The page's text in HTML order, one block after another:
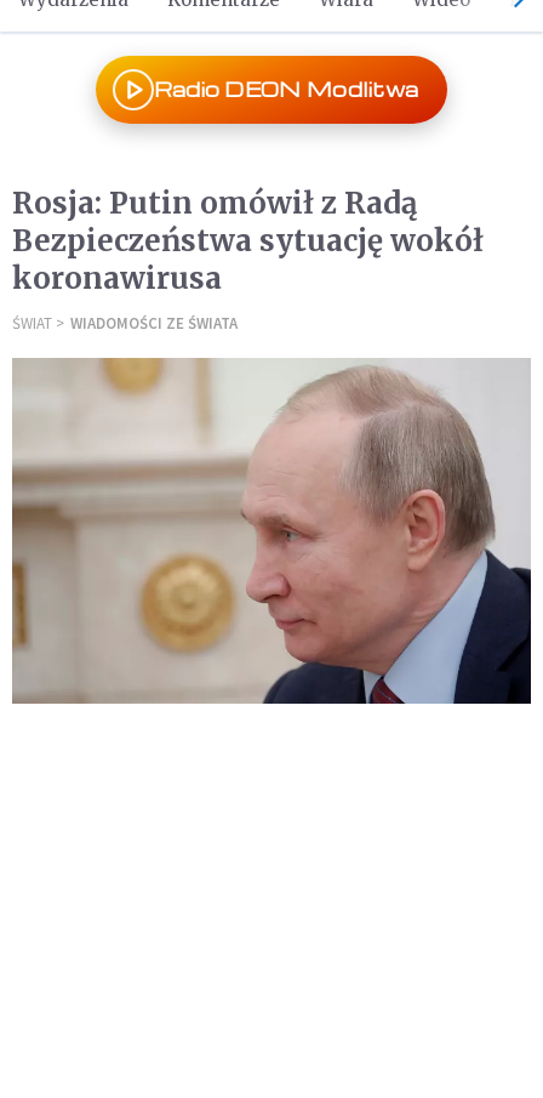
Radio DEON Modlitwa
Rosja: Putin omówił z Radą
Bezpieczeństwa sytuację wokół
koronawirusa
ŚWIAT WIADOMOŚCI ZE ŚWIATA